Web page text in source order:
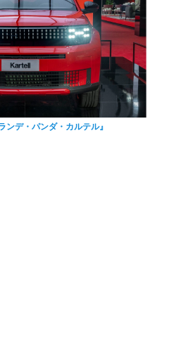
ンデ・パンダ・カルテル』